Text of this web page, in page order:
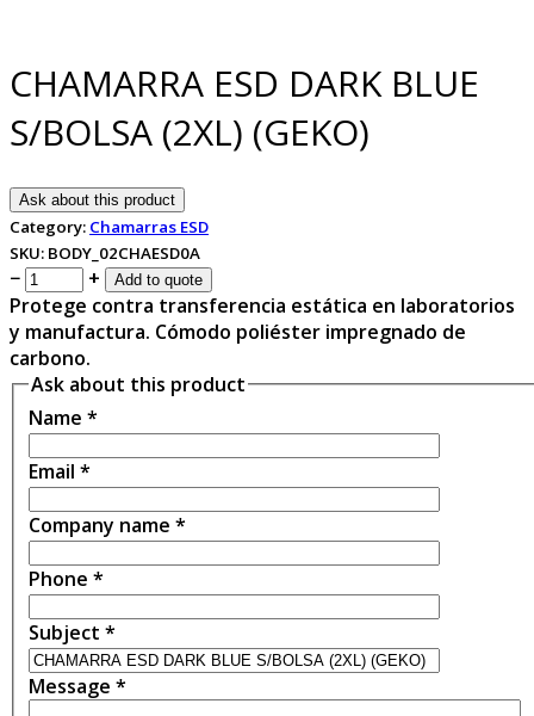
CHAMARRA ESD DARK BLUE
S/BOLSA (2XL) (GEKO)
Ask about this product
Category: Chamarras ESD
SKU: BODY_02CHAESD0A
− + Add to quote
Protege contra transferencia estática en laboratorios
y manufactura. Cómodo poliéster impregnado de
carbono.
Ask about this product
Name *
Email *
Company name *
Phone *
Subject *
Message *